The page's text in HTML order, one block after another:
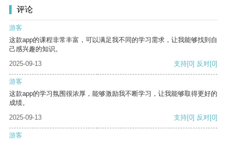
评论
游客
这款app的课程非常丰富，可以满足我不同的学习需求，让我能够找到自
己感兴趣的知识。
2025-09-13
支持[0] 反对[0]
游客
这款app的学习氛围很浓厚，能够激励我不断学习，让我能够取得更好的
成绩。
2025-09-13
支持[0] 反对[0]
游客